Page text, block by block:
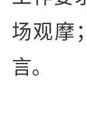
场观摩
言。